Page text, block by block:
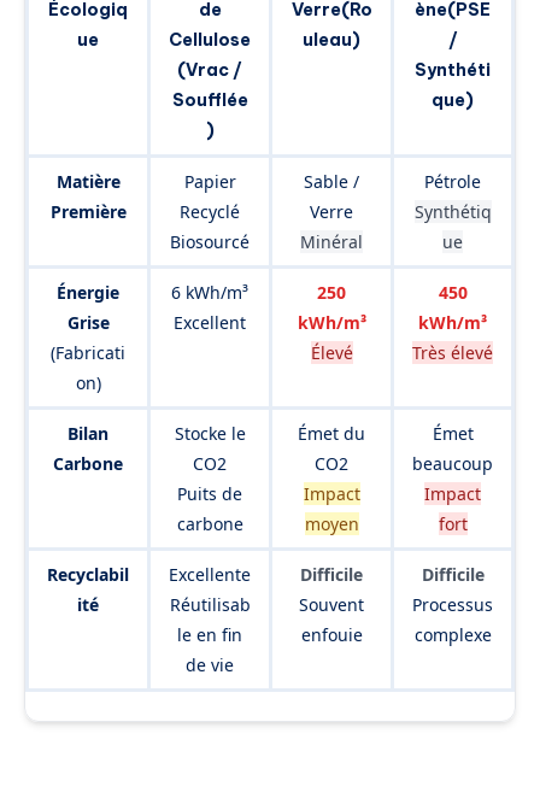
Écologiq
ue
de
Cellulose
(Vrac /
Soufflée
)
Verre(Ro
uleau)
ène(PSE
/
Synthéti
que)
Matière
Première
Papier
Recyclé
Biosourcé
Sable /
Verre
Minéral
Pétrole
Synthétiq
ue
Énergie
Grise
(Fabricati
on)
6 kWh/m³
Excellent
250
kWh/m³
Élevé
450
kWh/m³
Très élevé
Bilan
Carbone
Stocke le
CO2
Puits de
carbone
Émet du
CO2
Impact
moyen
Émet
beaucoup
Impact
fort
Recyclabil
ité
Excellente
Réutilisab
le en fin
de vie
Difficile
Souvent
enfouie
Difficile
Processus
complexe